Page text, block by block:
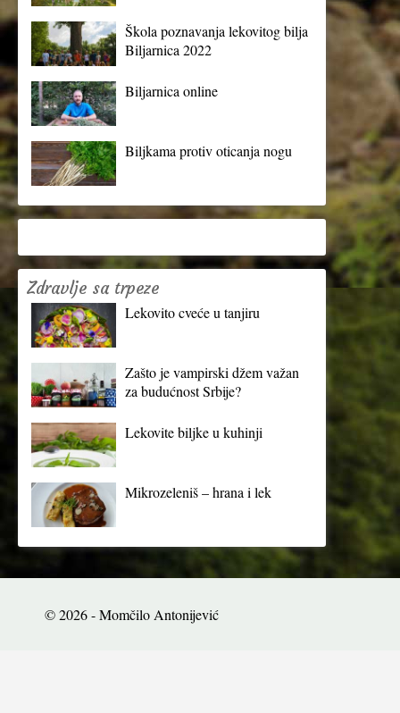
Škola poznavanja lekovitog bilja
Biljarnica 2022
Biljarnica online
Biljkama protiv oticanja nogu
Zdravlje sa trpeze
Lekovito cveće u tanjiru
Zašto je vampirski džem važan
za budućnost Srbije?
Lekovite biljke u kuhinji
Mikrozeleniš – hrana i lek
© 2026 - Momčilo Antonijević